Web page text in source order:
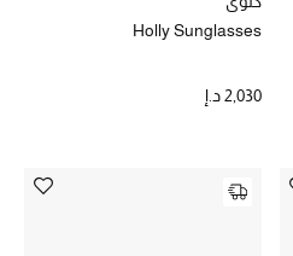
Holly Sunglasses
2,030 د.إ